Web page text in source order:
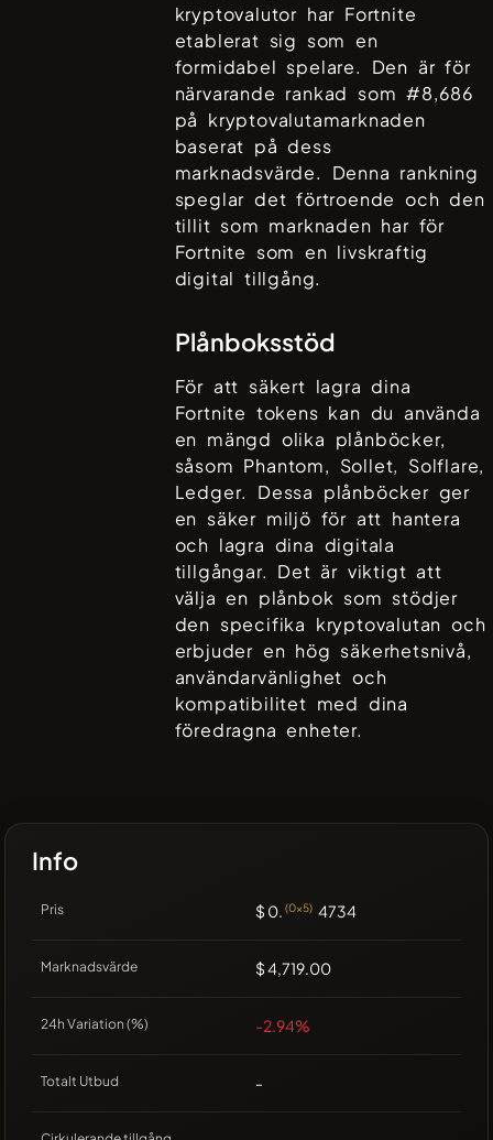
kryptovalutor har Fortnite
etablerat sig som en
formidabel spelare. Den är för
närvarande rankad som #8,686
på kryptovalutamarknaden
baserat på dess
marknadsvärde. Denna rankning
speglar det förtroende och den
tillit som marknaden har för
Fortnite som en livskraftig
digital tillgång.
Plånboksstöd
För att säkert lagra dina
Fortnite tokens kan du använda
en mängd olika plånböcker,
såsom Phantom, Sollet, Solflare,
Ledger. Dessa plånböcker ger
en säker miljö för att hantera
och lagra dina digitala
tillgångar. Det är viktigt att
välja en plånbok som stödjer
den specifika kryptovalutan och
erbjuder en hög säkerhetsnivå,
användarvänlighet och
kompatibilitet med dina
föredragna enheter.
Info
Pris $ 0. (0x5) 4734
Marknadsvärde $ 4,719.00
24h Variation (%) -2.94%
Totalt Utbud -